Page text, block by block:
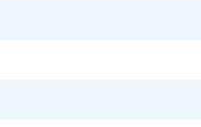
ile duvarınıza
kişiselleştirilebilir.
Sorularınızı Bizlere Sosyal